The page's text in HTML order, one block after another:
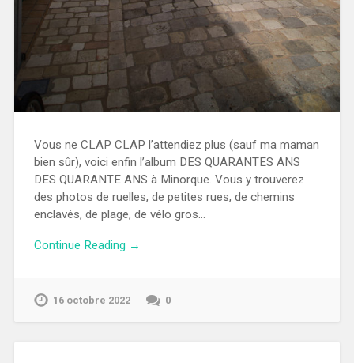
Vous ne CLAP CLAP l’attendiez plus (sauf ma maman
bien sûr), voici enfin l’album DES QUARANTES ANS
DES QUARANTE ANS à Minorque. Vous y trouverez
des photos de ruelles, de petites rues, de chemins
enclavés, de plage, de vélo gros…
Continue Reading →
16 octobre 2022 0